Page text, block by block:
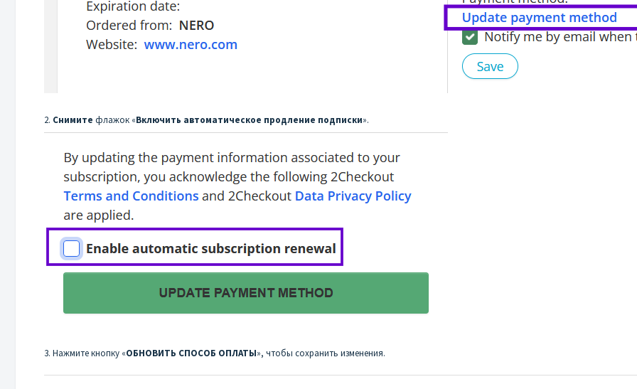
2. Снимите флажок «Включить автоматическое продление подписки».
3. Нажмите кнопку «ОБНОВИТЬ СПОСОБ ОПЛАТЫ», чтобы сохранить изменения.